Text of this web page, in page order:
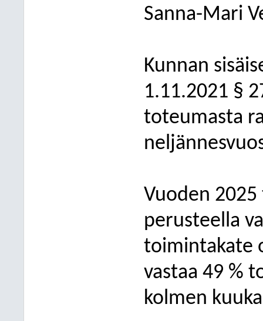
Sanna-Mari
Kunnan
1.11.2021 §
toteumasta
Vuoden
perusteella
toimintakate
vastaa 49 %
kolmen